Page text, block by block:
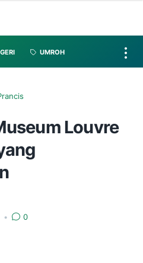
UMROH
Louvre
•
0